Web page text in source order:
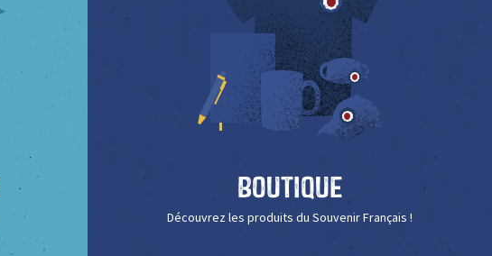
Boutique
Découvrez les produits du Souvenir Français !